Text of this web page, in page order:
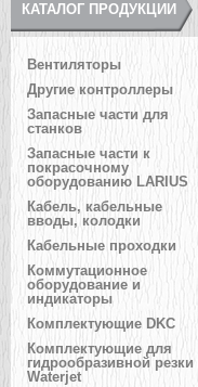
КАТАЛОГ ПРОДУКЦИИ
Вентиляторы
Другие контроллеры
Запасные части для
станков
Запасные части к
покрасочному
оборудованию LARIUS
Кабель, кабельные
вводы, колодки
Кабельные проходки
Коммутационное
оборудование и
индикаторы
Комплектующие DKC
Комплектующие для
гидрообразивной резки
Waterjet